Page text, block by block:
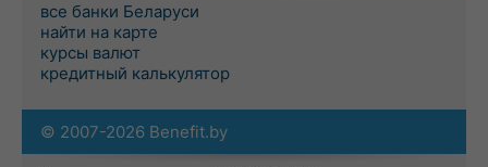
все банки Беларуси
найти на карте
курсы валют
кредитный калькулятор
© 2007-2026 Benefit.by